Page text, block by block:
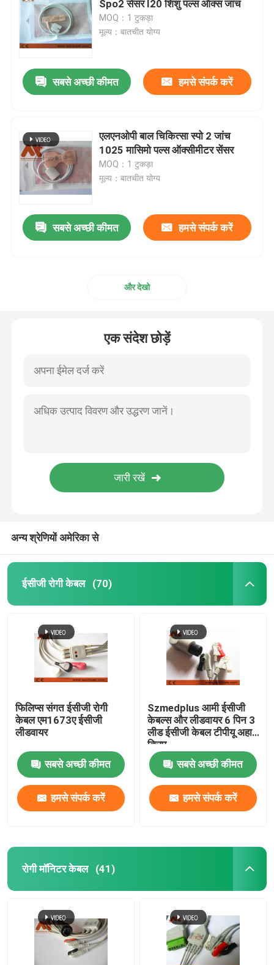
आईबीपी ट्रांसड्यूसर
चिकित्सा तापमान जांच
भ्रूण ट्रांसड्यूसर
होल्टर केबल
अल्ट्रासाउंड ट्रांसड्यूसर जांच
Spo2 सेंसर I20 शिशु पल्स ऑक्स जांच
MOQ：1 टुकड़ा
मूल्य：बातचीत योग्य
सबसे अच्छी कीमत हमसे संपर्क करें
एलएनओपी बाल चिकित्सा स्पो 2 जांच
1025 मासिमो पल्स ऑक्सीमीटर सेंसर
MOQ：1 टुकड़ा
मूल्य：बातचीत योग्य
सबसे अच्छी कीमत हमसे संपर्क करें
और देखो
एक संदेश छोड़ें
अन्य श्रेणियों अमेरिका से
ईसीजी रोगी केबल (70)
फिलिप्स संगत ईसीजी रोगी
केबल एम1673ए ईसीजी
लीडवायर
सबसे अच्छी कीमत
हमसे संपर्क करें
Szmedplus आमी ईसीजी
केबल्स और लीडवायर 6 पिन 3
लीड ईसीजी केबल टीपीयू अहा
क्लिप
सबसे अच्छी कीमत
हमसे संपर्क करें
रोगी मॉनिटर केबल (41)